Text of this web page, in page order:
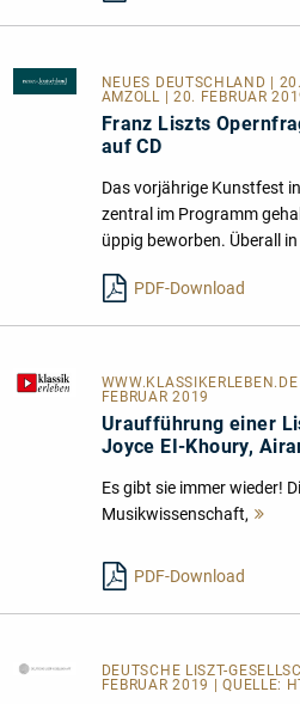
NEUES DEUTSCHLAND
|
AMZOLL | 20. FEBRUAR
Franz Liszts
auf CD
Das vorjährige Kunstfest
zentral im Programm
üppig beworben. Überall
PDF-Download
WWW.KLASSIKERLEBEN.DE
FEBRUAR 2019
Uraufführung einer
Joyce EI-Khoury,
Es gibt sie immer wieder!
Musikwissenschaft,
PDF-Download
DEUTSCHE LISZT-
FEBRUAR 2019 | QUELLE: